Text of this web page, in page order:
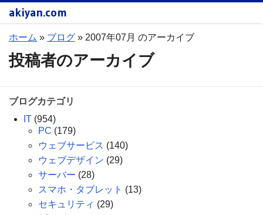
akiyan.com
ホーム » ブログ » 2007年07月 のアーカイブ
投稿者のアーカイブ
ブログカテゴリ
IT (954)
PC (179)
ウェブサービス (140)
ウェブデザイン (29)
サーバー (28)
スマホ・タブレット (13)
セキュリティ (29)